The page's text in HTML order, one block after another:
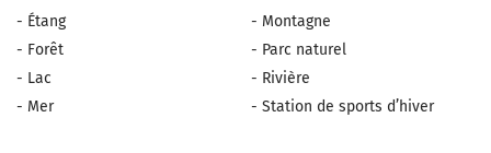
- Étang
- Forêt
- Lac
- Mer
- Montagne
- Parc naturel
- Rivière
- Station de sports d’hiver